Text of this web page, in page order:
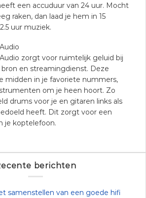
een accuduur van 24 uur. Mocht
raken, dan laad je hem in 15
uur muziek.
zorgt voor ruimtelijk geluid bij
en streamingdienst. Deze
midden in je favoriete nummers,
om je heen hoort. Zo
drums voor je en gitaren links als
heeft. Dit zorgt voor een
je koptelefoon.
berichten
samenstellen van een goede hifi